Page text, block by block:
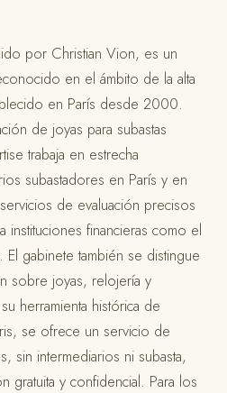
por Christian Vion, es un
en el ámbito de la alta
en París desde 2000.
de joyas para subastas
trabaja en estrecha
subastadores en París y en
de evaluación precisos
instituciones financieras como el
gabinete también se distingue
sobre joyas, relojería y
herramienta histórica de
se ofrece un servicio de
sin intermediarios ni subasta,
gratuita y confidencial. Para los